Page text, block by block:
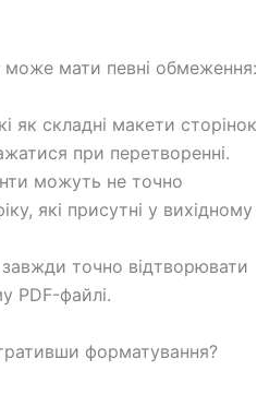
може мати певні обмеження:
як складні макети сторінок
при перетворенні.
можуть не точно
які присутні у вихідному
точно відтворювати
PDF-файлі.
форматування?